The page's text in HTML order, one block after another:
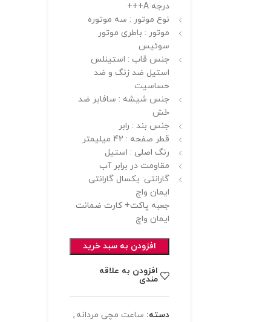
درجه A+++
نوع موتور : سه موتوره
موتور : باطری موتور
سوئیس
جنس قاب : استینلس
استیل ضد زنگ و ضد
حساسیت
جنس شیشه : سافایر ضد
خش
جنس بند : رابر
قطر صفحه : 42 میلیمتر
رنگ اصلی : استیل
مقاومت در برابر آب
گارانتی: یکسال گارانتی
ایمان واچ
جعبه پاکت+ کارت ضمانت
ایمان واچ
افزودن به سبد خرید
افزودن به علاقه
مندی
دسته: ساعت مچی مردانه ,